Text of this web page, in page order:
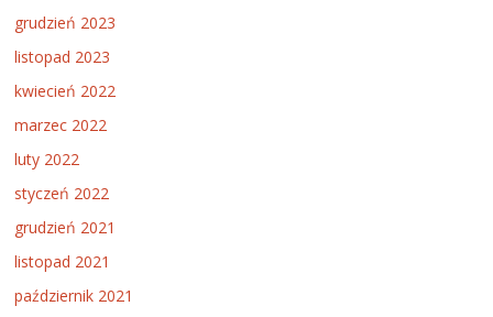
grudzień 2023
listopad 2023
kwiecień 2022
marzec 2022
luty 2022
styczeń 2022
grudzień 2021
listopad 2021
październik 2021